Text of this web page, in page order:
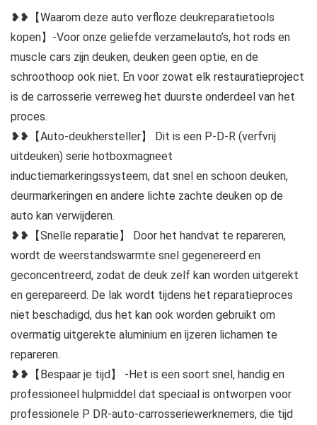
❥❥【Waarom deze auto verfloze deukreparatietools
kopen】-Voor onze geliefde verzamelauto’s, hot rods en
muscle cars zijn deuken, deuken geen optie, en de
schroothoop ook niet. En voor zowat elk restauratieproject
is de carrosserie verreweg het duurste onderdeel van het
proces.
❥❥【Auto-deukhersteller】 Dit is een P-D-R (verfvrij
uitdeuken) serie hotboxmagneet
inductiemarkeringssysteem, dat snel en schoon deuken,
deurmarkeringen en andere lichte zachte deuken op de
auto kan verwijderen.
❥❥【Snelle reparatie】 Door het handvat te repareren,
wordt de weerstandswarmte snel gegenereerd en
geconcentreerd, zodat de deuk zelf kan worden uitgerekt
en gerepareerd. De lak wordt tijdens het reparatieproces
niet beschadigd, dus het kan ook worden gebruikt om
overmatig uitgerekte aluminium en ijzeren lichamen te
repareren.
❥❥【Bespaar je tijd】 -Het is een soort snel, handig en
professioneel hulpmiddel dat speciaal is ontworpen voor
professionele P DR-auto-carrosseriewerknemers, die tijd